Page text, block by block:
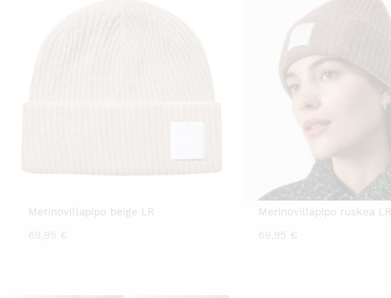
Merinovillapipo beige LR
69,95 €
Merinovillapipo ruskea LR
69,95 €